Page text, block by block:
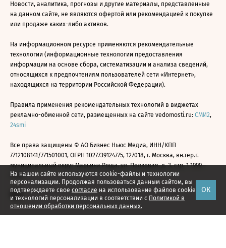
На нашем сайте используются cookie-файлы и технологии
персонализации. Продолжая пользоваться данным сайтом, вы
подтверждаете свое согласие на использование файлов cookie
и технологий персонализации в соответствии с Политикой в
отношении обработки персональных данных.
ОК
Новости, аналитика, прогнозы и другие материалы, представленные
на данном сайте, не являются офертой или рекомендацией к покупке
или продаже каких-либо активов.
На информационном ресурсе применяются рекомендательные
технологии (информационные технологии предоставления
информации на основе сбора, систематизации и анализа сведений,
относящихся к предпочтениям пользователей сети «Интернет»,
находящихся на территории Российской Федерации).
Правила применения рекомендательных технологий в виджетах
рекламно-обменной сети, размещенных на сайте vedomosti.ru: СМИ2,
24smi
Все права защищены © АО Бизнес Ньюс Медиа, ИНН/КПП
7712108141/771501001, ОГРН 1027739124775, 127018, г. Москва, вн.тер.г.
муниципальный округ Марьина Роща, ул. Полковая, д. 3, стр. 1 1999—
2026